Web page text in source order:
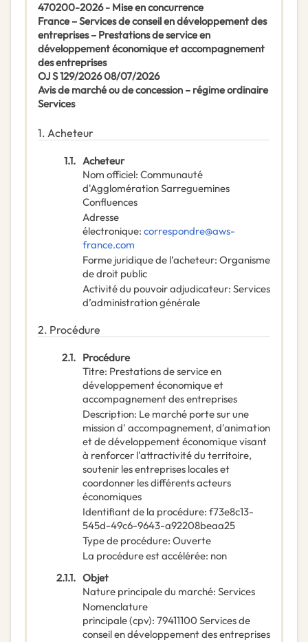
470200-2026 - Mise en concurrence
France – Services de conseil en développement des
entreprises – Prestations de service en
développement économique et accompagnement
des entreprises
OJ S 129/2026 08/07/2026
Avis de marché ou de concession – régime ordinaire
Services
1. Acheteur
1.1. Acheteur
Nom officiel: Communauté
d'Agglomération Sarreguemines
Confluences
Adresse
électronique: correspondre@aws-
france.com
Forme juridique de l’acheteur: Organisme
de droit public
Activité du pouvoir adjudicateur: Services
d’administration générale
2. Procédure
2.1. Procédure
Titre: Prestations de service en
développement économique et
accompagnement des entreprises
Description: Le marché porte sur une
mission d' accompagnement, d'animation
et de développement économique visant
à renforcer l'attractivité du territoire,
soutenir les entreprises locales et
coordonner les différents acteurs
économiques
Identifiant de la procédure: f73e8c13-
545d-49c6-9643-a92208beaa25
Type de procédure: Ouverte
La procédure est accélérée: non
2.1.1. Objet
Nature principale du marché: Services
Nomenclature
principale(cpv): 79411100 Services de
conseil en développement des entreprises